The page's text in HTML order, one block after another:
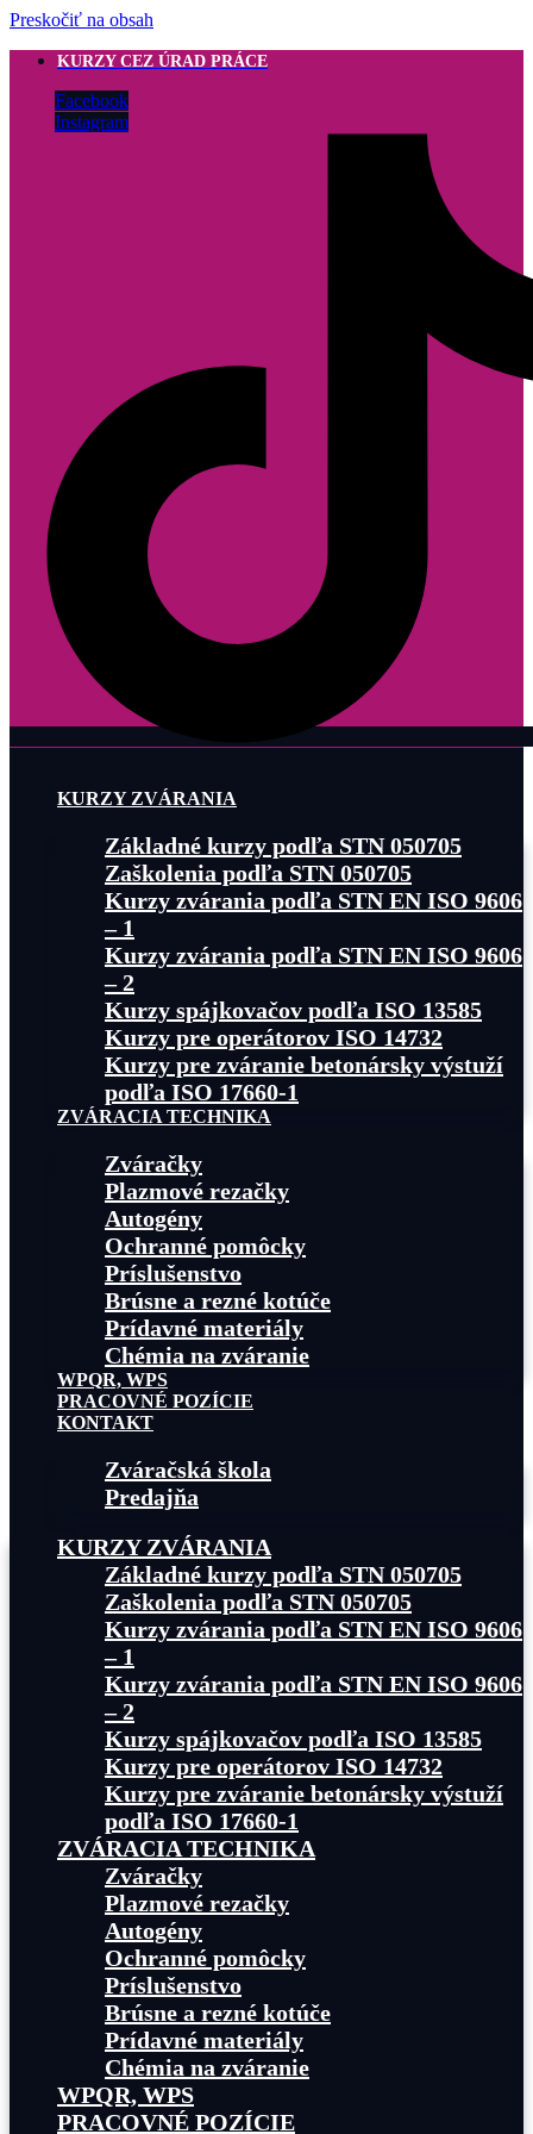
Preskočiť na obsah
KURZY CEZ ÚRAD PRÁCE
Facebook
Instagram
KURZY ZVÁRANIA
Základné kurzy podľa STN 050705
Zaškolenia podľa STN 050705
Kurzy zvárania podľa STN EN ISO 9606
– 1
Kurzy zvárania podľa STN EN ISO 9606
– 2
Kurzy spájkovačov podľa ISO 13585
Kurzy pre operátorov ISO 14732
Kurzy pre zváranie betonársky výstuží
podľa ISO 17660-1
ZVÁRACIA TECHNIKA
Zváračky
Plazmové rezačky
Autogény
Ochranné pomôcky
Príslušenstvo
Brúsne a rezné kotúče
Prídavné materiály
Chémia na zváranie
WPQR, WPS
PRACOVNÉ POZÍCIE
KONTAKT
Zváračská škola
Predajňa
KURZY ZVÁRANIA
Základné kurzy podľa STN 050705
Zaškolenia podľa STN 050705
Kurzy zvárania podľa STN EN ISO 9606
– 1
Kurzy zvárania podľa STN EN ISO 9606
– 2
Kurzy spájkovačov podľa ISO 13585
Kurzy pre operátorov ISO 14732
Kurzy pre zváranie betonársky výstuží
podľa ISO 17660-1
ZVÁRACIA TECHNIKA
Zváračky
Plazmové rezačky
Autogény
Ochranné pomôcky
Príslušenstvo
Brúsne a rezné kotúče
Prídavné materiály
Chémia na zváranie
WPQR, WPS
PRACOVNÉ POZÍCIE